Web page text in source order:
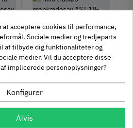
Akku trådløs
grenkædesav AST 18-
58594
1.195,
00
at acceptere cookies til performance,
Sociale medier og tredjeparts
at tilbyde dig funktionaliteter og
medier. Vil du acceptere disse
implicerede personoplysninger?
Konfigurer
Afvis
FILTER